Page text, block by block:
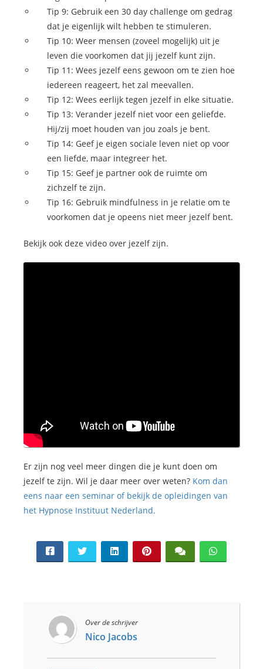
Tip 9: Gebruik een 30 day challenge om gedrag
dat je eigenlijk wilt hebben te stimuleren.
Tip 10: Weer mensen (zoveel mogelijk) uit je
leven die voorkomen dat jij jezelf kunt zijn.
Tip 11: Wees jezelf eens gewoon om te zien hoe
iedereen reageert, het zal meevallen.
Tip 12: Wees eerlijk tegen jezelf in elke situatie.
Tip 13: Verander jezelf niet voor een geliefde.
Hij/zij moet houden van jou zoals je bent.
Tip 14: Geef je eigen sociale leven niet op voor
een liefde, maar integreer het.
Tip 15: Geef je partner ook de ruimte om
zichzelf te zijn.
Tip 16: Gebruik mindfulness in je relatie om te
voorkomen dat je opeens niet meer jezelf bent.
Bekijk ook deze video over jezelf zijn.
Er zijn nog veel meer dingen die je kunt doen om
jezelf te zijn. Wil je daar meer over weten? Kom dan
eens naar een seminar of bekijk de opleidingen van
het Hypnose Instituut Nederland.
Over de schrijver
Nico Jacobs